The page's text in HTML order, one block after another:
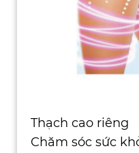
Thạch cao riêng
Chăm sóc sức